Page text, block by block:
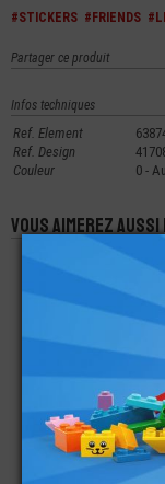
#STICKERS #FRIENDS
Partager ce produit
Infos techniques
Ref. Element
Ref. Design
Couleur
0 -
Vous aimerez
MINI-FIGURINE
DIADÈME
1,49
AUTOCOLLANT
STICKERS